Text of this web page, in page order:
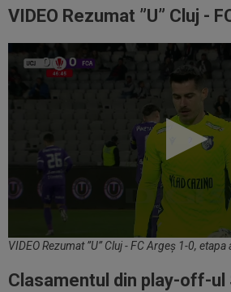
VIDEO Rezumat ”U” Cluj -
VIDEO Rezumat ”U” Cluj - FC Argeș 1-0,
Clasamentul din play-off-ul